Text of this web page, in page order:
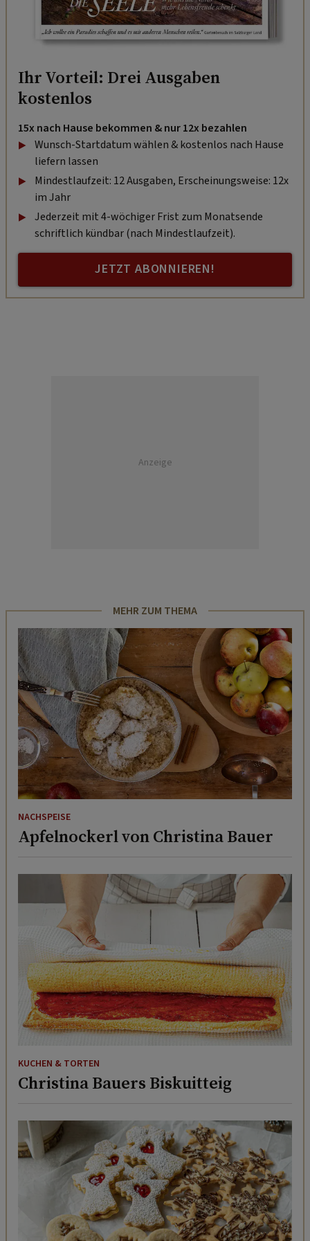
Ihr Vorteil: Drei Ausgaben
kostenlos
15x nach Hause bekommen & nur 12x bezahlen
Wunsch-Startdatum wählen & kostenlos nach Hause
liefern lassen
Mindestlaufzeit: 12 Ausgaben, Erscheinungsweise: 12x
im Jahr
Jederzeit mit 4-wöchiger Frist zum Monatsende
schriftlich kündbar (nach Mindestlaufzeit).
JETZT ABONNIEREN!
Anzeige
MEHR ZUM THEMA
NACHSPEISE
Apfelnockerl von Christina Bauer
KUCHEN & TORTEN
Christina Bauers Biskuitteig